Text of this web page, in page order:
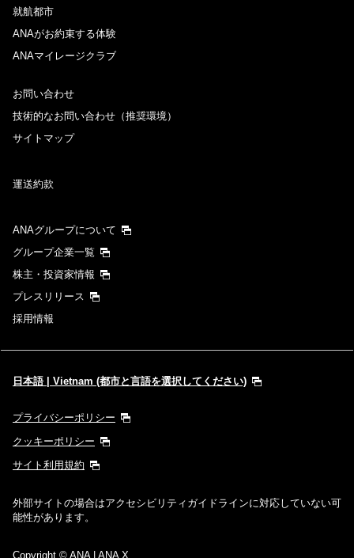
就航都市
ANAがお約束する体験
ANAマイレージクラブ
お問い合わせ
技術的なお問い合わせ（推奨環境）
サイトマップ
運送約款
ANAグループについて
グループ企業一覧
株主・投資家情報
プレスリリース
採用情報
日本語 | Vietnam (都市と言語を選択してください)
プライバシーポリシー
クッキーポリシー
サイト利用規約
外部サイトの場合はアクセシビリティガイドラインに対応していない可
能性があります。
Copyright © ANA | ANA X